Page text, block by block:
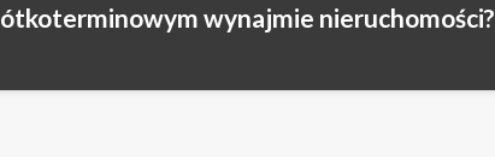
wynajmie nieruchomości?